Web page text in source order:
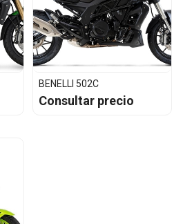
BENELLI 502C
Consultar precio